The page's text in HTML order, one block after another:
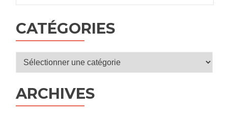
CATÉGORIES
Catégories
ARCHIVES